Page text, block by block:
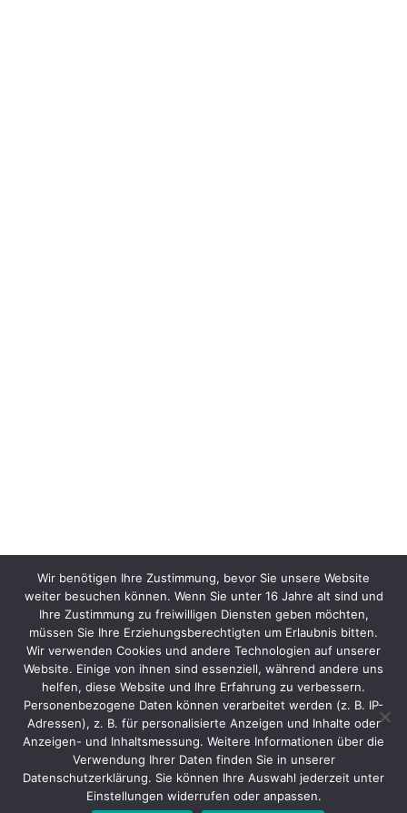
Wir benötigen Ihre Zustimmung, bevor Sie unsere Website
weiter besuchen können. Wenn Sie unter 16 Jahre alt sind und
Ihre Zustimmung zu freiwilligen Diensten geben möchten,
müssen Sie Ihre Erziehungsberechtigten um Erlaubnis bitten.
Wir verwenden Cookies und andere Technologien auf unserer
Website. Einige von ihnen sind essenziell, während andere uns
helfen, diese Website und Ihre Erfahrung zu verbessern.
Personenbezogene Daten können verarbeitet werden (z. B. IP-
Adressen), z. B. für personalisierte Anzeigen und Inhalte oder
Anzeigen- und Inhaltsmessung. Weitere Informationen über die
Verwendung Ihrer Daten finden Sie in unserer
Datenschutzerklärung. Sie können Ihre Auswahl jederzeit unter
Einstellungen widerrufen oder anpassen.